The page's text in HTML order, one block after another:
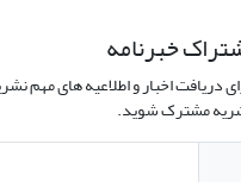
خبرنامه
دریافت اخبار و اطلاعیه های مهم
مشترک شوید.